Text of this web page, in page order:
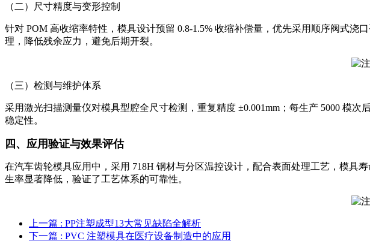
（二）尺寸精度与变形控制
针对 POM 高收缩率特性，模具设计预留 0.8-1.5% 收缩补偿量，优先采用顺序阀式浇
理，降低残余应力，避免后期开裂。
（三）检测与维护体系
采用激光扫描测量仪对模具型腔全尺寸检测，重复精度 ±0.001mm；每生产 5000 模
稳定性。
四、应用验证与效果评估
在汽车齿轮模具应用中，采用 718H 钢材与分区温控设计，配合表面处理工艺，模具
生率显著降低，验证了工艺体系的可靠性。
上一篇 : PP注塑成型13大常见缺陷全解析
下一篇 : PVC 注塑模具在医疗设备制造中的应用